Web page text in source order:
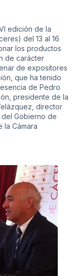
edición de la
del 13 al 16
los productos
de carácter
de expositores
que ha tenido
de Pedro
presidente de la
director
Gobierno de
la Cámara